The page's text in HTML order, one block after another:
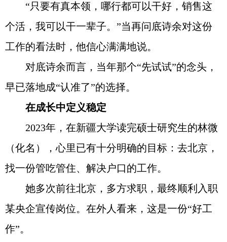
“只要有真本领，哪行都可以干好，销售这
个活，我可以干一辈子。”当再问底诗余对这份
工作的看法时，他信心满满地说。
对底诗余而言，当年那个“先试试”的念头，
早已落地成“认准了”的选择。
在成长中定义稳定
2023年，在新疆大学读完硕士研究生的林微
（化名），心里已有十分明确的目标：去北京，
找一份管吃管住、解决户口的工作。
她多次前往北京，多方求职，最终顺利入职
某央企宣传岗位。在外人看来，这是一份“好工
作”。